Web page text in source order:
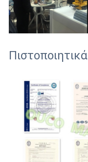
Πιστοποιητικά